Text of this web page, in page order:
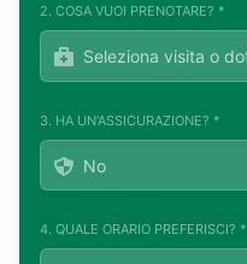
2. COSA VUOI PRENOTARE? *
3. HA UN'ASSICURAZIONE? *
4. QUALE ORARIO PREFERISCI? *